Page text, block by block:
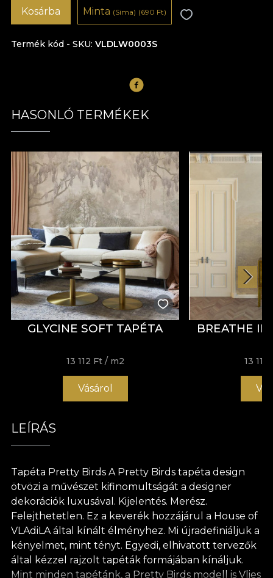
Termék kód - SKU VLDLW0003S
Kosárba Minta (Sima) (690 Ft)
HASONLÓ TERMÉKEK
GLYCINE SOFT TAPÉTA
13 112 Ft / m2
Vásárol
BREATHE
13 112
LEÍRÁS
Tapéta Pretty Birds A Pretty Birds tapéta design
ötvözi a művészet kifinomultságát a designer
dekorációk luxusával. Kijelentés. Merész.
Felejthetetlen. Ez a keverék hozzájárul a House of
VLAdiLA által kínált élményhez. Mi újradefiniáljuk a
kényelmet, mint tényt. Egyedi, elhivatott tervezők
által kézzel rajzolt tapéták formájában kínáljuk.
Mint minden tapétánk, a Pretty Birds modell is Vlies